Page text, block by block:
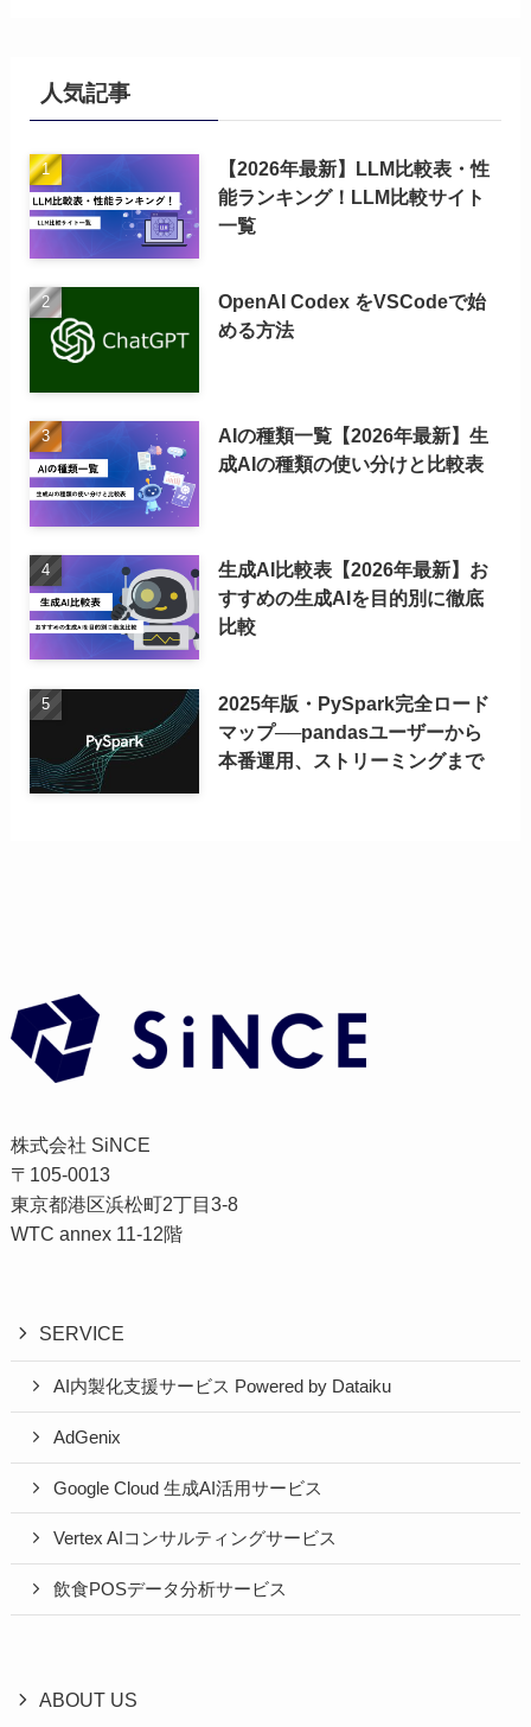
人気記事
【2026年最新】LLM比較表・性
能ランキング！LLM比較サイト
一覧
OpenAI Codex をVSCodeで始
める方法
AIの種類一覧【2026年最新】生
成AIの種類の使い分けと比較表
生成AI比較表【2026年最新】お
すすめの生成AIを目的別に徹底
比較
2025年版・PySpark完全ロード
マップ──pandasユーザーから
本番運用、ストリーミングまで
株式会社 SiNCE
〒105-0013
東京都港区浜松町2丁目3-8
WTC annex 11-12階
SERVICE
AI内製化支援サービス Powered by Dataiku
AdGenix
Google Cloud 生成AI活用サービス
Vertex AIコンサルティングサービス
飲食POSデータ分析サービス
ABOUT US